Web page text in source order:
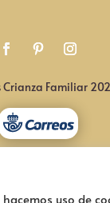
Familiar
uso de